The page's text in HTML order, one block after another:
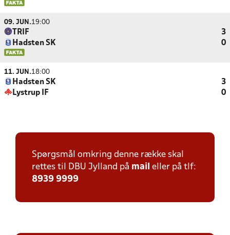
09. JUN.19:00
TRIF
3
Hadsten SK
0
11. JUN.18:00
Hadsten SK
3
Lystrup IF
0
Spørgsmål omkring denne række skal
rettes til DBU Jylland på mail eller på tlf:
8939 9999